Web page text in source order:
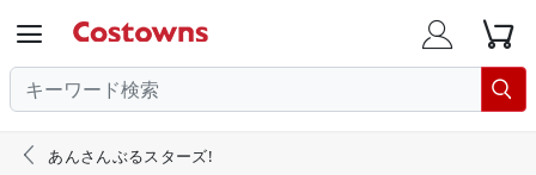
  

 あんさんぶるスターズ!